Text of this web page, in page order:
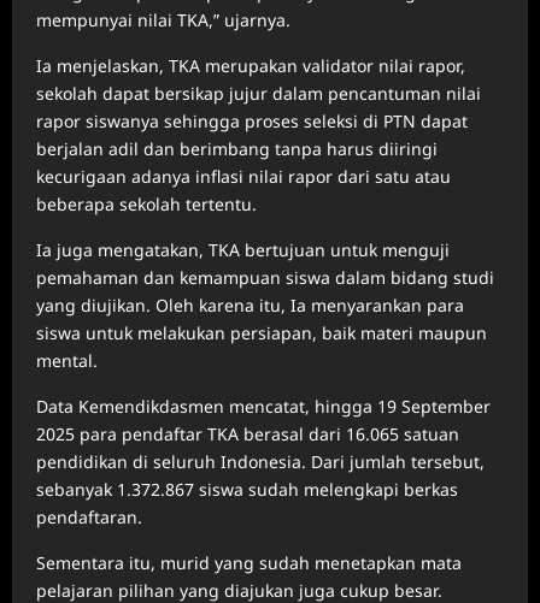
mempunyai nilai TKA,” ujarnya.
Ia menjelaskan, TKA merupakan validator nilai rapor,
sekolah dapat bersikap jujur dalam pencantuman nilai
rapor siswanya sehingga proses seleksi di PTN dapat
berjalan adil dan berimbang tanpa harus diiringi
kecurigaan adanya inflasi nilai rapor dari satu atau
beberapa sekolah tertentu.
Ia juga mengatakan, TKA bertujuan untuk menguji
pemahaman dan kemampuan siswa dalam bidang studi
yang diujikan. Oleh karena itu, Ia menyarankan para
siswa untuk melakukan persiapan, baik materi maupun
mental.
Data Kemendikdasmen mencatat, hingga 19 September
2025 para pendaftar TKA berasal dari 16.065 satuan
pendidikan di seluruh Indonesia. Dari jumlah tersebut,
sebanyak 1.372.867 siswa sudah melengkapi berkas
pendaftaran.
Sementara itu, murid yang sudah menetapkan mata
pelajaran pilihan yang diajukan juga cukup besar.